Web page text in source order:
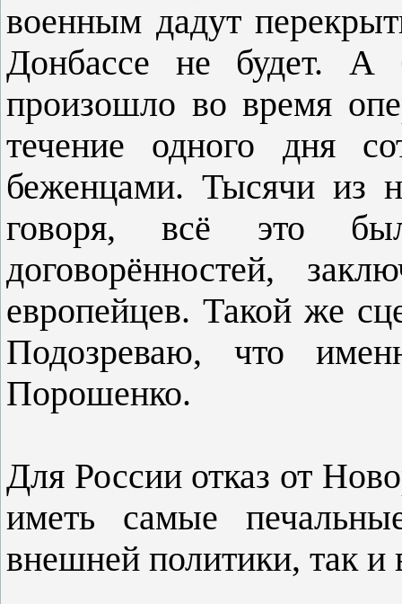
военным дадут
Донбассе не будет. А
произошло во время
течение одного дня
беженцами. Тысячи из
говоря, всё это
договорённостей,
европейцев. Такой же
Подозреваю, что
Порошенко.
Для России отказ от
иметь самые
внешней политики, так и